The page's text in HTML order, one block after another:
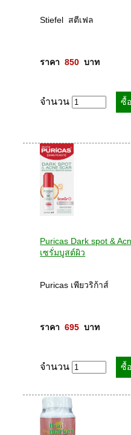
Stiefel  สตีเฟล
ราคา 850
  บาท
จำนวน
Puricas Dark spot &
เซรั่มบูสต์ผิว
Puricas เพียวริก้าส์
ราคา 695
  บาท
จำนวน